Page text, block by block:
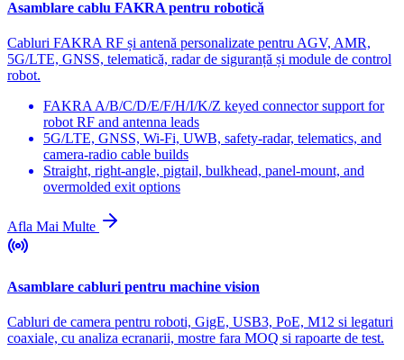
Asamblare cablu FAKRA pentru robotică
Cabluri FAKRA RF și antenă personalizate pentru AGV, AMR,
5G/LTE, GNSS, telematică, radar de siguranță și module de control
robot.
FAKRA A/B/C/D/E/F/H/I/K/Z keyed connector support for
robot RF and antenna leads
5G/LTE, GNSS, Wi-Fi, UWB, safety-radar, telematics, and
camera-radio cable builds
Straight, right-angle, pigtail, bulkhead, panel-mount, and
overmolded exit options
Afla Mai Multe
Asamblare cabluri pentru machine vision
Cabluri de camera pentru roboti, GigE, USB3, PoE, M12 si legaturi
coaxiale, cu analiza ecranarii, mostre fara MOQ si rapoarte de test.